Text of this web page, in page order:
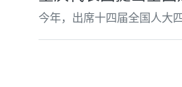
今年，出席十四届全国人大